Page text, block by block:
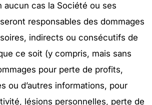
aucun cas la Société ou ses
responsables des dommages
indirects ou consécutifs de
ce soit (y compris, mais sans
pour perte de profits,
ou d’autres informations, pour
lésions personnelles, perte de